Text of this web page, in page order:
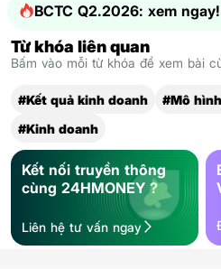
BCTC Q2.2026: xem ngay!
Từ khóa liên quan
Bấm vào mỗi từ khóa để xem bài
#Kết quả kinh doanh
#Mô
#Kinh doanh
Kết nối truyền thông
cùng 24HMONEY ?
Liên hệ tư vấn ngay